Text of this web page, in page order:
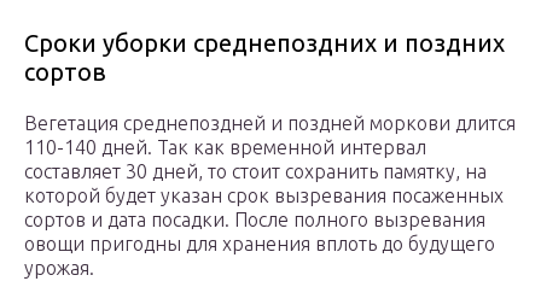
Сроки уборки среднепоздних и поздних
сортов
Вегетация среднепоздней и поздней моркови длится
110-140 дней. Так как временной интервал
составляет 30 дней, то стоит сохранить памятку, на
которой будет указан срок вызревания посаженных
сортов и дата посадки. После полного вызревания
овощи пригодны для хранения вплоть до будущего
урожая.